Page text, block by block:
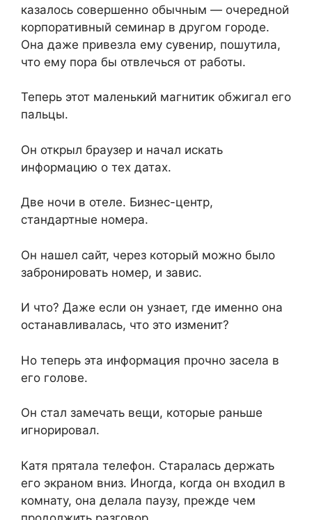
казалось совершенно обычным — очередной
корпоративный семинар в другом городе.
Она даже привезла ему сувенир, пошутила,
что ему пора бы отвлечься от работы.
Теперь этот маленький магнитик обжигал его
пальцы.
Он открыл браузер и начал искать
информацию о тех датах.
Две ночи в отеле. Бизнес-центр,
стандартные номера.
Он нашел сайт, через который можно было
забронировать номер, и завис.
И что? Даже если он узнает, где именно она
останавливалась, что это изменит?
Но теперь эта информация прочно засела в
его голове.
Он стал замечать вещи, которые раньше
игнорировал.
Катя прятала телефон. Старалась держать
его экраном вниз. Иногда, когда он входил в
комнату, она делала паузу, прежде чем